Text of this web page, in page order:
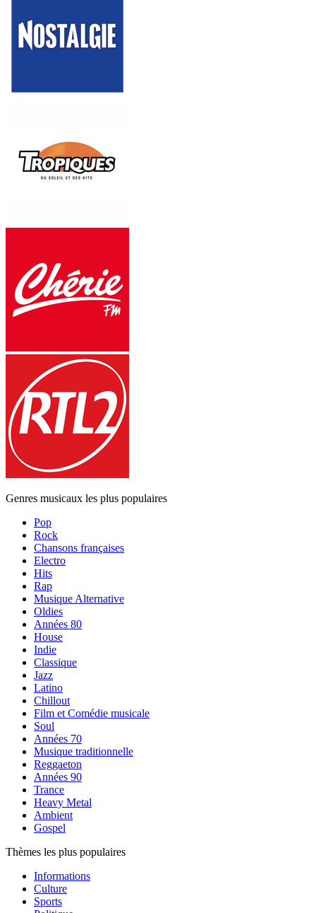
Genres musicaux les plus populaires
Pop
Rock
Chansons françaises
Electro
Hits
Rap
Musique Alternative
Oldies
Années 80
House
Indie
Classique
Jazz
Latino
Chillout
Film et Comédie musicale
Soul
Années 70
Musique traditionnelle
Reggaeton
Années 90
Trance
Heavy Metal
Ambient
Gospel
Thèmes les plus populaires
Informations
Culture
Sports